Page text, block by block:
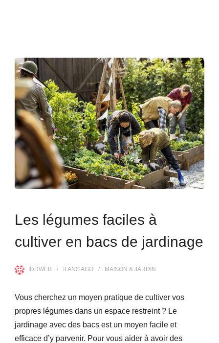
Les légumes faciles à
cultiver en bacs de jardinage
IDDWEB 3 ANSAGO MAISON & JARDIN
Vous cherchez un moyen pratique de cultiver vos
propres légumes dans un espace restreint ? Le
jardinage avec des bacs est un moyen facile et
efficace d’y parvenir. Pour vous aider à avoir des